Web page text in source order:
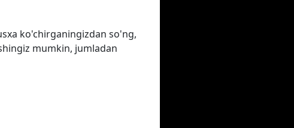
ko'chirganingizdan so'ng,
mumkin, jumladan